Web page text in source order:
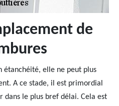
de
étanchéité, elle ne peut plus
A ce stade, il est primordial
dans le plus bref délai. Cela est